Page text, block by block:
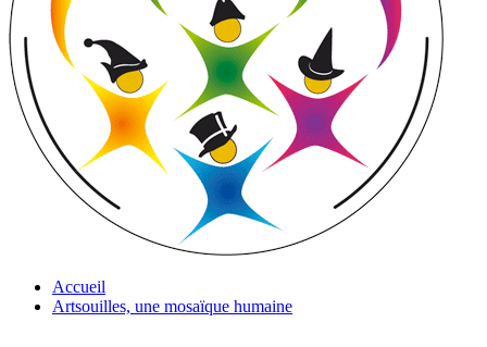
Accueil
Artsouilles, une mosaïque humaine